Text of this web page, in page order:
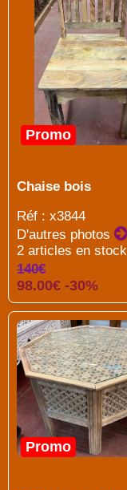
Promo
Chaise bois
Réf : x3844
D'autres photos
2 articles en stock
140€
98.00€ -30%
Promo